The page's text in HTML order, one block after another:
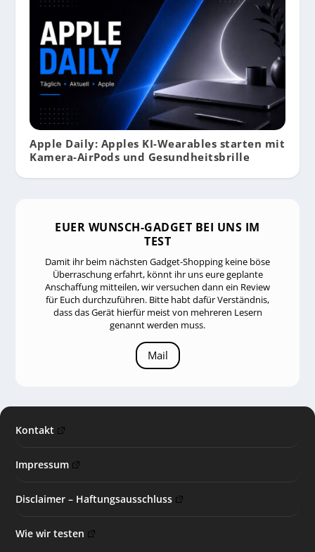
Apple Daily: Apples KI-Wearables starten mit
Kamera-AirPods und Gesundheitsbrille
EUER WUNSCH-GADGET BEI UNS IM
TEST
Damit ihr beim nächsten Gadget-Shopping keine böse
Überraschung erfahrt, könnt ihr uns eure geplante
Anschaffung mitteilen, wir versuchen dann ein Review
für Euch durchzuführen. Bitte habt dafür Verständnis,
dass das Gerät hierfür meist von mehreren Lesern
genannt werden muss.
Mail
Kontakt
Impressum
Disclaimer – Haftungsausschluss
Wie wir testen